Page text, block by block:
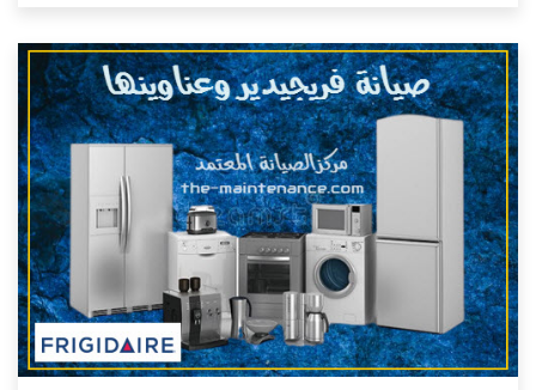
وأقوى الأسعار التى تكون مناسبة لكثير من العملاء